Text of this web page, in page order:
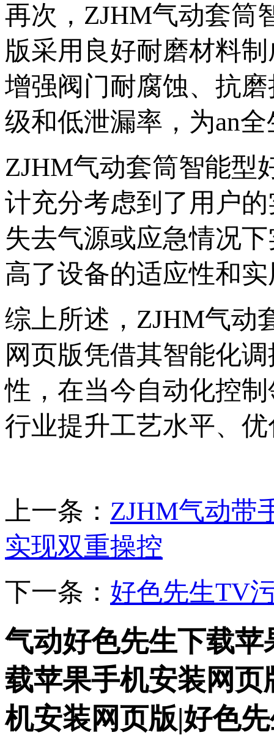
再次，ZJHM气动套
版采用良好耐磨材料制
增强阀门耐腐蚀、抗
级和低泄漏率，为an
ZJHM气动套筒智能型
计充分考虑到了用户的实
失去气源或应急情况下
高了设备的适应性和实用
综上所述，ZJHM气
网页版凭借其智能化调
性，在当今自动化控
行业提升工艺水平
上一条： ZJHM气动带
实现双重操控
下一条： 好色先生TV
气动好色先生下载
载苹果手机安装网
机安装网页版|好色